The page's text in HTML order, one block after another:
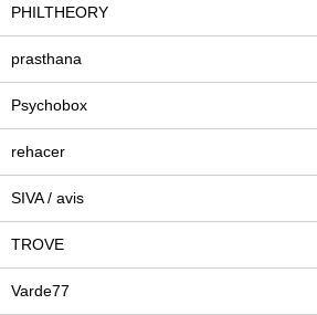
PHILTHEORY
prasthana
Psychobox
rehacer
SIVA / avis
TROVE
Varde77